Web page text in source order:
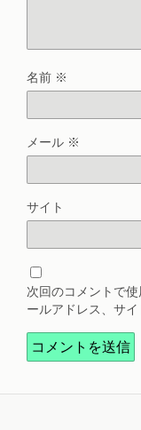
名前 ※
メール ※
サイト
次回のコメントで
ールアドレス、サイ